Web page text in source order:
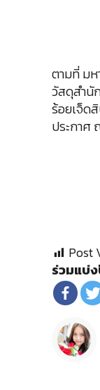
ตามที่ มห
วัสดุสำนั
ร้อยเจ็ด
ประกา
Post
ร่วมแบ่